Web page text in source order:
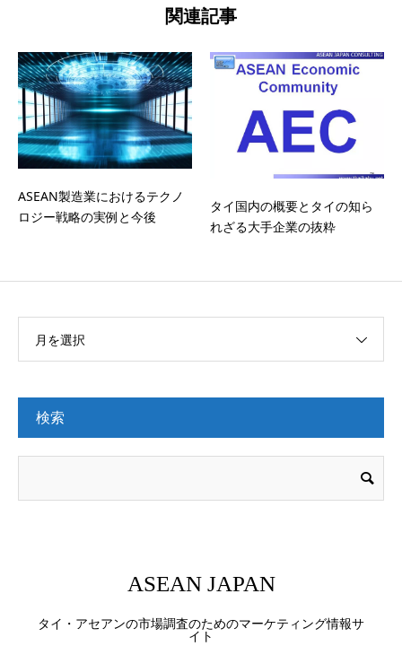
関連記事
ASEAN製造業におけるテクノ
ロジー戦略の実例と今後
タイ国内の概要とタイの知ら
れざる大手企業の抜粋
月を選択
検索
ASEAN JAPAN
タイ・アセアンの市場調査のためのマーケティング情報サ
イト